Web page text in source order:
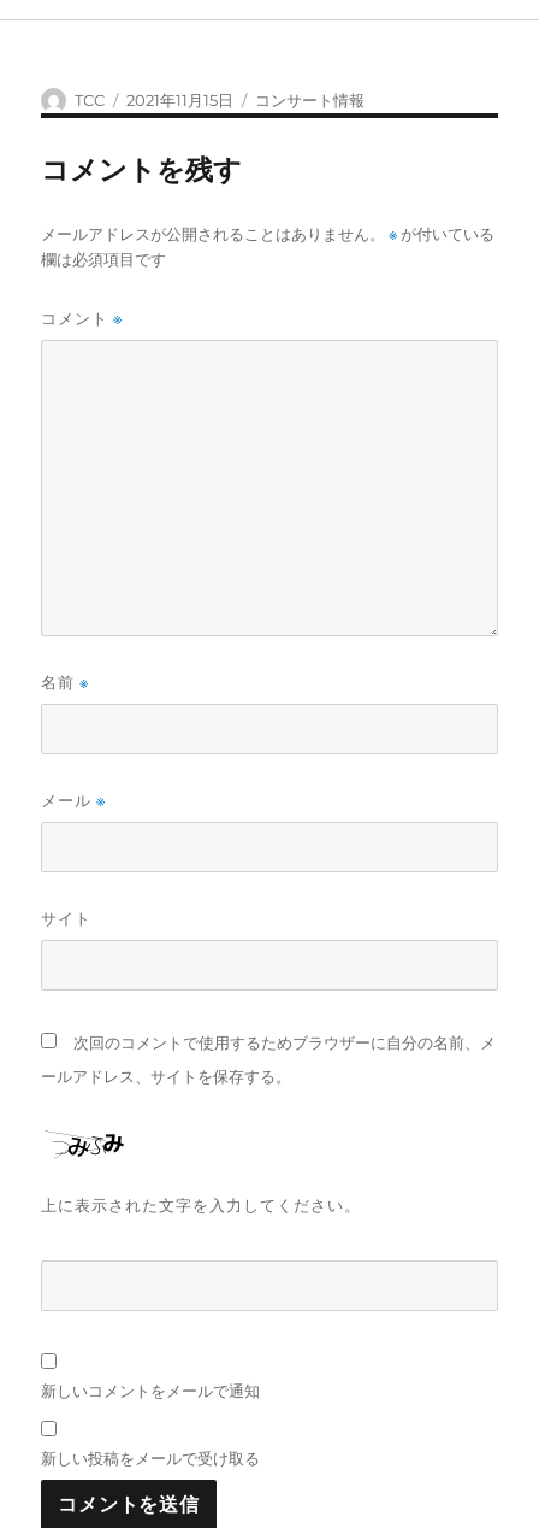
投
稿
TCC
投
稿
2021年11月15日
カ
テ
コンサート情報
コメントを残す
メールアドレスが公開されることはありません。 ※ が付いている
欄は必須項目です
コメント※
名前※
メール※
サイト
次回のコメントで使用するためブラウザーに自分の名前、メ
ールアドレス、サイトを保存する。
上に表示された文字を入力してください。
新しいコメントをメールで通知
新しい投稿をメールで受け取る